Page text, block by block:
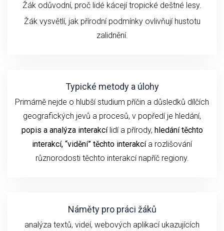
Žák odůvodní, proč lidé kácejí tropické deštné lesy.
Žák vysvětlí, jak přírodní podmínky ovlivňují hustotu
zalidnění.
Typické metody a úlohy
Primárně nejde o hlubší studium příčin a důsledků dílčích
geografických jevů a procesů, v popředí je hledání,
popis a analýzainterakcílidí a přírody, hledání těchto
interakcí, “vidění” těchto interakcía rozlišování
různorodosti těchto interakcí napříč regiony.
Náměty pro práci žáků
analýza textů, videí, webových aplikací ukazujících